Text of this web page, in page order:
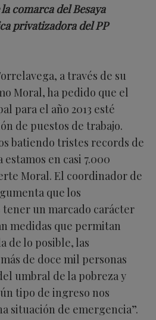
comarca del Besaya
privatizadora del PP
a través de su
Moral, ha pedido que el
para el año 2013 esté
de puestos de trabajo.
batiendo tristes records de
en casi 7.000
Moral. El coordinador de
que los
tener un marcado carácter
medidas que permitan
de lo posible, las
de doce mil personas
umbral de la pobreza y
tipo de ingreso nos
situación de emergencia”.